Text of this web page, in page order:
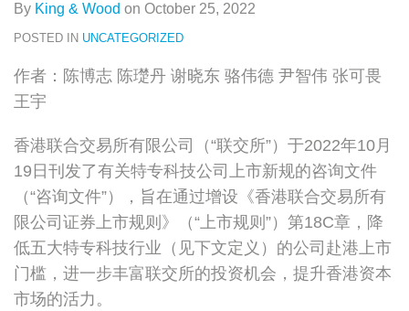
By King & Wood on October 25, 2022
POSTED IN UNCATEGORIZED
作者：陈博志 陈璴丹 谢晓东 骆伟德 尹智伟 张可畏
王宇
香港联合交易所有限公司（“联交所”）于2022年10月
19日刊发了有关特专科技公司上市新规的咨询文件
（“咨询文件”），旨在通过增设《香港联合交易所有
限公司证券上市规则》（“上市规则”）第18C章，降
低五大特专科技行业（见下文定义）的公司赴港上市
门槛，进一步丰富联交所的投资机会，提升香港资本
市场的活力。